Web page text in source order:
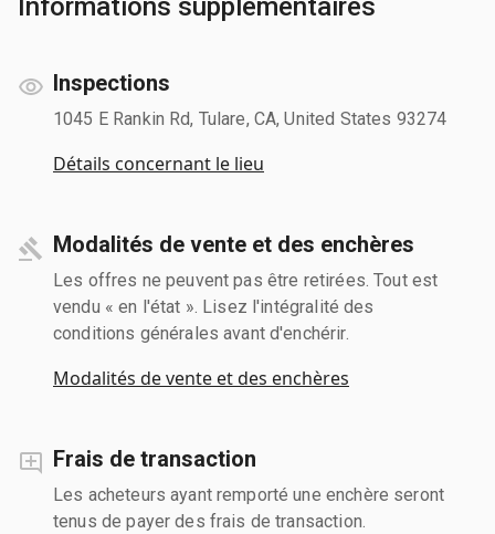
Informations supplémentaires
Inspections
1045 E Rankin Rd, Tulare, CA, United States 93274
Détails concernant le lieu
Modalités de vente et des enchères
Les offres ne peuvent pas être retirées. Tout est
vendu « en l'état ». Lisez l'intégralité des
conditions générales avant d'enchérir.
Modalités de vente et des enchères
Frais de transaction
Les acheteurs ayant remporté une enchère seront
tenus de payer des frais de transaction.